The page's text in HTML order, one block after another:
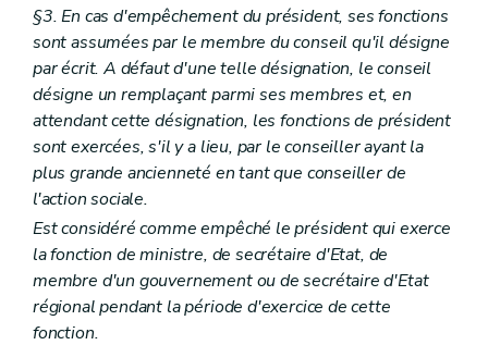
§3. En cas d'empêchement du président, ses fonctions
sont assumées par le membre du conseil qu'il désigne
par écrit. A défaut d'une telle désignation, le conseil
désigne un remplaçant parmi ses membres et, en
attendant cette désignation, les fonctions de président
sont exercées, s'il y a lieu, par le conseiller ayant la
plus grande ancienneté en tant que conseiller de
l'action sociale.
Est considéré comme empêché le président qui exerce
la fonction de ministre, de secrétaire d'Etat, de
membre d'un gouvernement ou de secrétaire d'Etat
régional pendant la période d'exercice de cette
fonction.